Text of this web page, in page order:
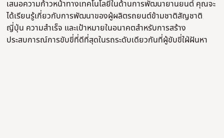
เสนอความก้าวหน้าทางเทคโนโลยีในด้านการพัฒนายานยนต์ คุณจะ
ได้เรียนรู้เกี่ยวกับการพัฒนาของผู้ผลิตรถยนต์ข้ามชาติสัญชาติ
ญี่ปุ่น ความสำเร็จ และเป้าหมายในอนาคตสำหรับการสร้าง
ประสบการณ์การขับขี่ที่ดีที่สุดในรถระดับเดียวกันที่ผู้ขับขี่ใฝ่ฝันหา